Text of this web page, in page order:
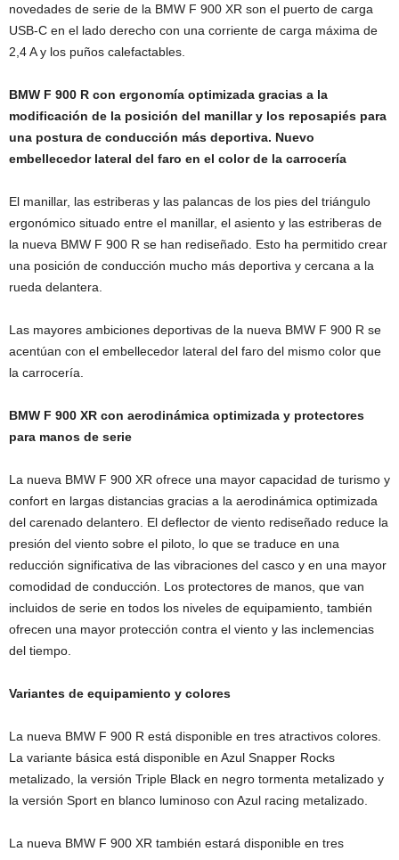
novedades de serie de la BMW F 900 XR son el puerto de carga
USB-C en el lado derecho con una corriente de carga máxima de
2,4 A y los puños calefactables.
BMW F 900 R con ergonomía optimizada gracias a la
modificación de la posición del manillar y los reposapiés para
una postura de conducción más deportiva. Nuevo
embellecedor lateral del faro en el color de la carrocería
El manillar, las estriberas y las palancas de los pies del triángulo
ergonómico situado entre el manillar, el asiento y las estriberas de
la nueva BMW F 900 R se han rediseñado. Esto ha permitido crear
una posición de conducción mucho más deportiva y cercana a la
rueda delantera.
Las mayores ambiciones deportivas de la nueva BMW F 900 R se
acentúan con el embellecedor lateral del faro del mismo color que
la carrocería.
BMW F 900 XR con aerodinámica optimizada y protectores
para manos de serie
La nueva BMW F 900 XR ofrece una mayor capacidad de turismo y
confort en largas distancias gracias a la aerodinámica optimizada
del carenado delantero. El deflector de viento rediseñado reduce la
presión del viento sobre el piloto, lo que se traduce en una
reducción significativa de las vibraciones del casco y en una mayor
comodidad de conducción. Los protectores de manos, que van
incluidos de serie en todos los niveles de equipamiento, también
ofrecen una mayor protección contra el viento y las inclemencias
del tiempo.
Variantes de equipamiento y colores
La nueva BMW F 900 R está disponible en tres atractivos colores.
La variante básica está disponible en Azul Snapper Rocks
metalizado, la versión Triple Black en negro tormenta metalizado y
la versión Sport en blanco luminoso con Azul racing metalizado.
La nueva BMW F 900 XR también estará disponible en tres